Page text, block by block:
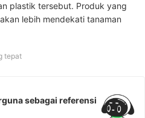
plastik tersebut. Produk yang
lebih mendekati tanaman
tepat
sebagai referensi